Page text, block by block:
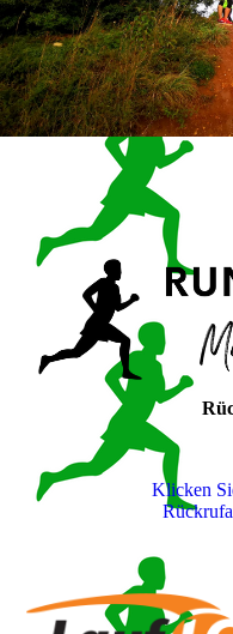
Klicken